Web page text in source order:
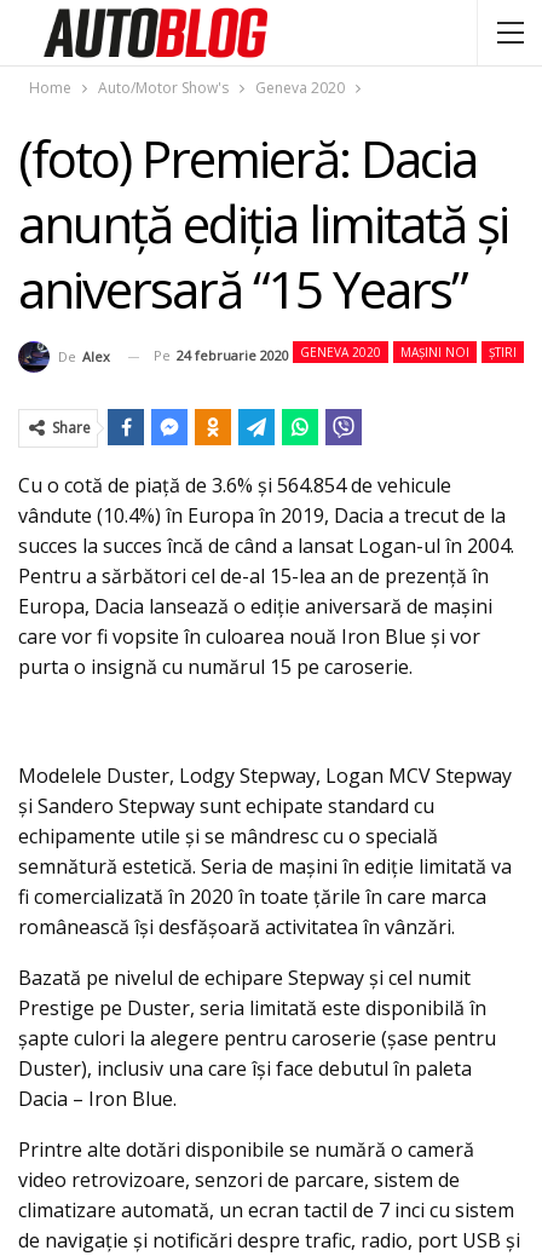
Home Auto/Motor Show's Geneva 2020
(foto) Premieră: Dacia
anunţă ediţia limitată şi
aniversară “15 Years”
GENEVA 2020 MAȘINI NOI ȘTIRI
De Alex Pe 24 februarie 2020
Share
Cu o cotă de piață de 3.6% și 564.854 de vehicule
vândute (10.4%) în Europa în 2019, Dacia a trecut de la
succes la succes încă de când a lansat Logan-ul în 2004.
Pentru a sărbători cel de-al 15-lea an de prezență în
Europa, Dacia lansează o ediție aniversară de maşini
care vor fi vopsite în culoarea nouă Iron Blue şi vor
purta o insignă cu numărul 15 pe caroserie.
Modelele Duster, Lodgy Stepway, Logan MCV Stepway
și Sandero Stepway sunt echipate standard cu
echipamente utile și se mândresc cu o specială
semnătură estetică. Seria de maşini în ediţie limitată va
fi comercializată în 2020 în toate țările în care marca
românească îşi desfăşoară activitatea în vânzări.
Bazată pe nivelul de echipare Stepway și cel numit
Prestige pe Duster, seria limitată este disponibilă în
șapte culori la alegere pentru caroserie (șase pentru
Duster), inclusiv una care îşi face debutul în paleta
Dacia – Iron Blue.
Printre alte dotări disponibile se numără o cameră
video retrovizoare, senzori de parcare, sistem de
climatizare automată, un ecran tactil de 7 inci cu sistem
de navigaţie şi notificări despre trafic, radio, port USB şi